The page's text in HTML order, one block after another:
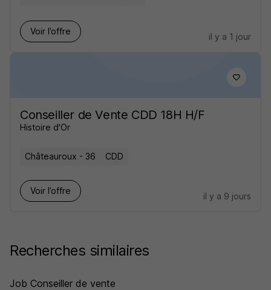
Voir l’offre
il y a 1 jour
Conseiller de Vente CDD 18H H/F
Histoire d'Or
Châteauroux - 36 CDD
Voir l’offre
il y a 9 jours
Recherches similaires
Job Conseiller de vente